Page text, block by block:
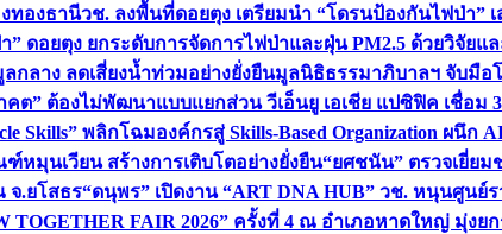
ทองธานีวช. ลงพื้นที่ดอยตุง เตรียมนำ “โดรนป้องกันไฟป่า
ดอยตุง ยกระดับการจัดการไฟป่าและฝุ่น PM2.5 ด้วยวิจัยแ
กลาง ลดเสี่ยงน้ำท่วมอย่างยั่งยืนมูลนิธิธรรมาภิบาลฯ จับมือ
คต” ต้องไม่พัฒนาแบบแยกส่วน วีเอ็นยู เอเชีย แปซิฟิค เชื่
Skills” พลิกโฉมองค์กรสู่ Skills-Based Organization ผนึ
ฑ์หมุนเวียน สร้างการเติบโตอย่างยั่งยืน“ยศชนัน” ตรวจเยี่ย
จ.ยโสธร“ดนุพร” เปิดงาน “ART DNA HUB” วช. หนุนศู
TOGETHER FAIR 2026” ครั้งที่ 4 ณ อำเภอหาดใหญ่ มุ่ง